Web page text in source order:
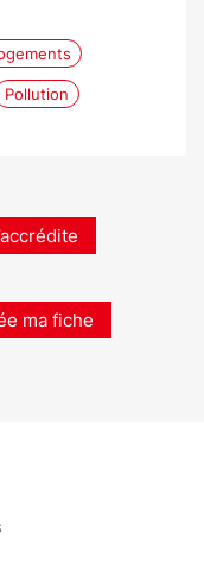
Pollution
ma fiche